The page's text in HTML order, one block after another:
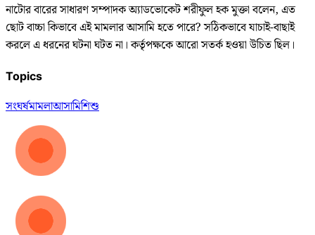
নাটোর বারের সাধারণ সম্পাদক অ্যাডভোকেট শরীফুল হক মুক্তা বলেন, এত
ছোট বাচ্চা কিভাবে এই মামলার আসামি হতে পারে? সঠিকভাবে যাচাই-বাছাই
করলে এ ধরনের ঘটনা ঘটত না। কর্তৃপক্ষকে আরো সতর্ক হওয়া উচিত ছিল।
Topics
সংঘর্ষমামলাআসামিশিশু